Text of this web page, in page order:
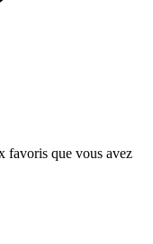
favoris que vous avez